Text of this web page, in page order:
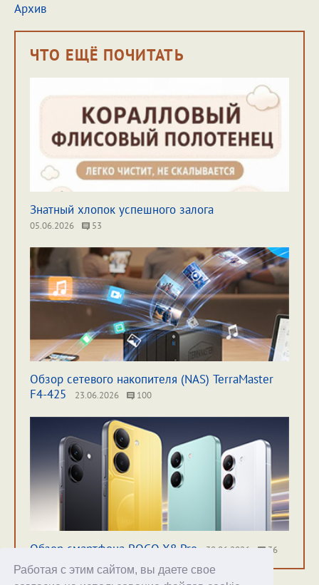
Работая с этим сайтом, вы даете свое
Архив
ЧТО ЕЩЁ ПОЧИТАТЬ
Знатный хлопок успешного залога
05.06.2026 53
Обзор сетевого накопителя (NAS) TerraMaster
F4-425
23.06.2026 100
Обзор смартфона POCO X8 Pro 30.06.2026 36